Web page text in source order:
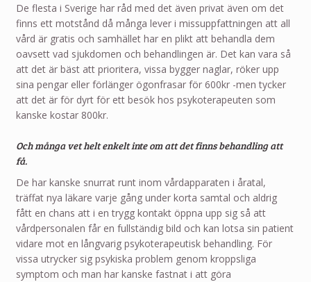
De flesta i Sverige har råd med det även privat även om det
finns ett motstånd då många lever i missuppfattningen att all
vård är gratis och samhället har en plikt att behandla dem
oavsett vad sjukdomen och behandlingen är. Det kan vara så
att det är bäst att prioritera, vissa bygger naglar, röker upp
sina pengar eller förlänger ögonfrasar för 600kr -men tycker
att det är för dyrt för ett besök hos psykoterapeuten som
kanske kostar 800kr.
Och många vet helt enkelt inte om att det finns behandling att
få.
De har kanske snurrat runt inom vårdapparaten i åratal,
träffat nya läkare varje gång under korta samtal och aldrig
fått en chans att i en trygg kontakt öppna upp sig så att
vårdpersonalen får en fullständig bild och kan lotsa sin patient
vidare mot en långvarig psykoterapeutisk behandling. För
vissa utrycker sig psykiska problem genom kroppsliga
symptom och man har kanske fastnat i att göra